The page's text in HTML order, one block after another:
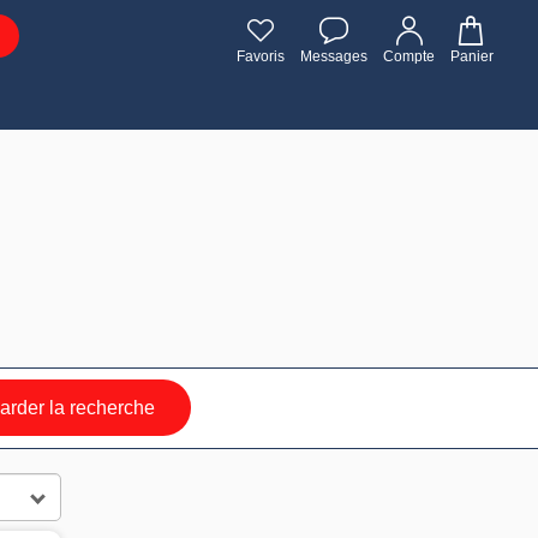
Favoris Messages Compte Panier
la recherche